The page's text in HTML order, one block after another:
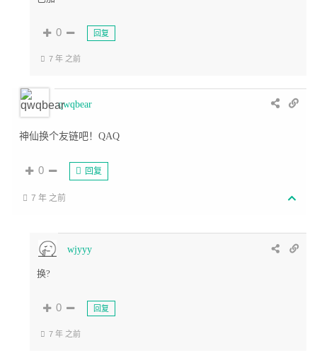
0 回复
7 年 之前
qwqbear
神仙换个友链吧！QAQ
0 回复
7 年 之前
wjyyy
换?
0 回复
7 年 之前